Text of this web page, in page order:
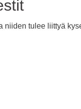
tulee liittyä